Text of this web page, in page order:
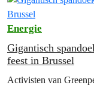
Energie
Gigantisch
feest in Brussel
Activisten van